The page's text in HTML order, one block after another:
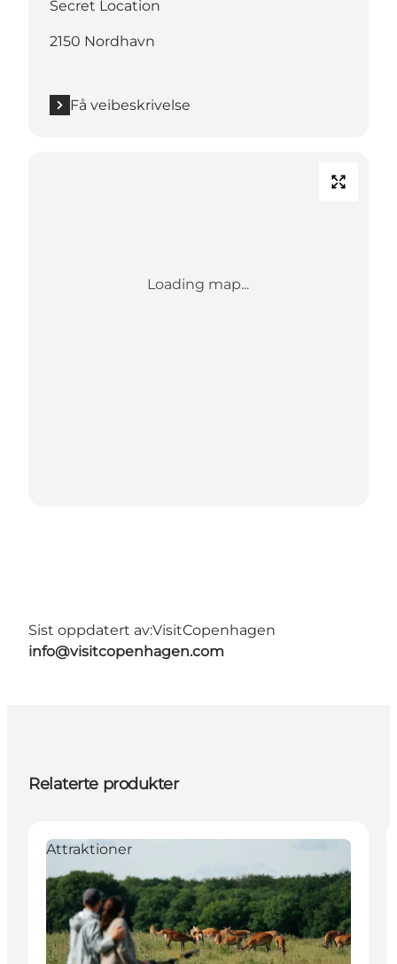
Secret Location
2150 Nordhavn
Få veibeskrivelse
Loading map...
Sist oppdatert av:VisitCopenhagen
info@visitcopenhagen.com
Relaterte produkter
Attraktioner